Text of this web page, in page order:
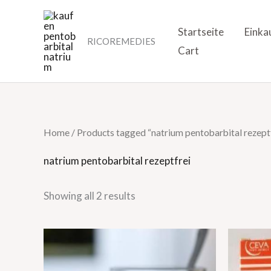
RICOREMEDIES
Startseite
Cart
Home / Products tagged “natrium pentobarbital
natrium pentobarbital rezeptfrei
Showing all 2 results